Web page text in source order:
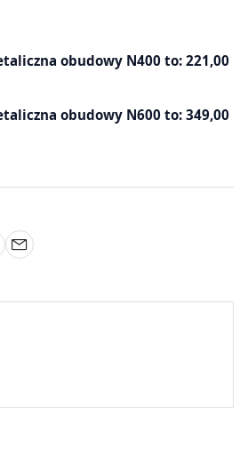
obudowy N400 to: 221,00
obudowy N600 to: 349,00